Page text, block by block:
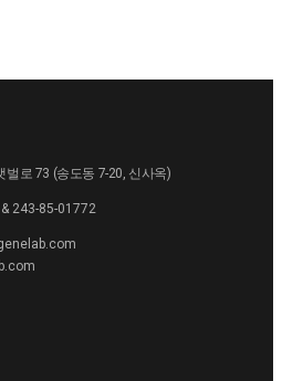
로 73 (송도동 7-20, 신사옥)
243-85-01772